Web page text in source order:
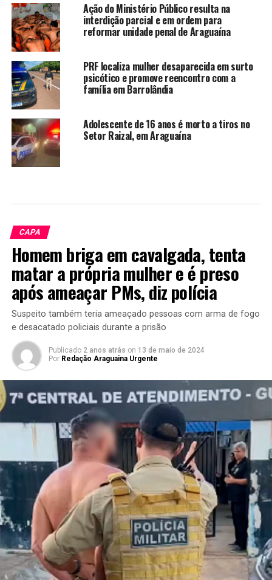
Ação do Ministério Público resulta na
interdição parcial e em ordem para
reformar unidade penal de Araguaína
PRF localiza mulher desaparecida em surto
psicótico e promove reencontro com a
família em Barrolândia
Adolescente de 16 anos é morto a tiros no
Setor Raizal, em Araguaína
CAPA
Homem briga em cavalgada, tenta
matar a própria mulher e é preso
após ameaçar PMs, diz polícia
Suspeito também teria ameaçado pessoas com arma de fogo
e desacatado policiais durante a prisão
Publicado 2 anos atrás on 13 de maio de 2024
Por Redação Araguaina Urgente